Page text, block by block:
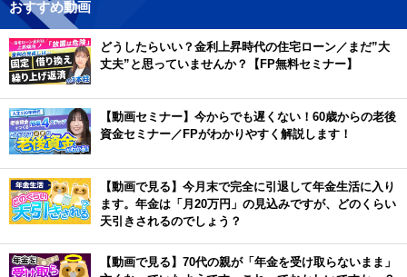
おすすめ動画
どうしたらいい？金利上昇時代の住宅ローン／まだ”大
丈夫”と思っていませんか？【FP無料セミナー】
【動画セミナー】今からでも遅くない！60歳からの老後
資金セミナー／FPがわかりやすく解説します！
【動画で見る】今月末で完全に引退して年金生活に入り
ます。年金は「月20万円」の見込みですが、どのくらい
天引きされるのでしょう？
【動画で見る】70代の親が「年金を受け取らないまま」